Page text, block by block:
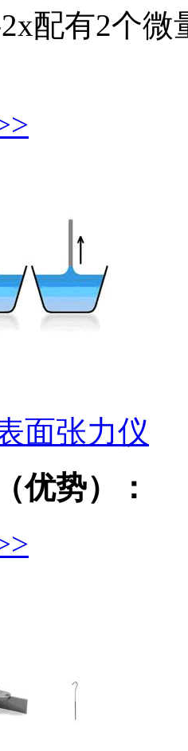
配有2个
面张力仪
优势）：